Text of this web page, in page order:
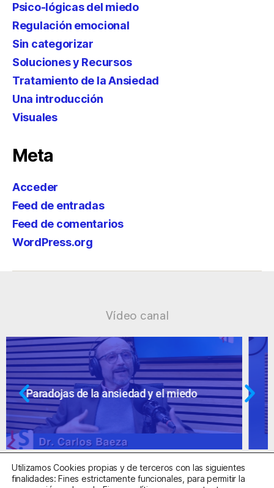
Psico-lógicas del miedo
Regulación emocional
Sin categorizar
Soluciones y Recursos
Tratamiento de la Ansiedad
Una introducción
Visuales
Meta
Acceder
Feed de entradas
Feed de comentarios
WordPress.org
Vídeo canal
Ansiedad: supuestos cuestionables
Utilizamos Cookies propias y de terceros con las siguientes
finalidades: Fines estrictamente funcionales, para permitir la